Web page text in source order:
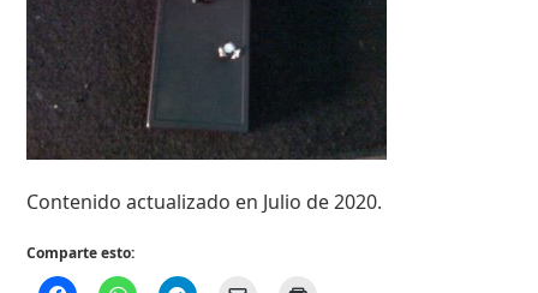
Contenido actualizado en Julio de 2020.
Comparte esto: